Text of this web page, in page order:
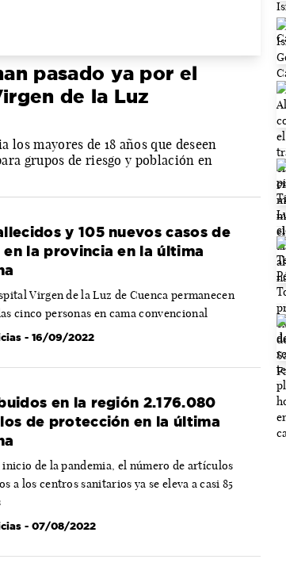
pasado ya por el
de la Luz
los mayores de 18 años que deseen
grupos de riesgo y población en
y 105 nuevos casos de
en la provincia en la última
Virgen de la Luz de Cuenca permanecen
cinco personas en cama convencional
- 16/09/2022
en la región 2.176.080
de protección en la última
inicio de la pandemia, el número de artículos
a los centros sanitarios ya se eleva a casi 85
- 07/08/2022